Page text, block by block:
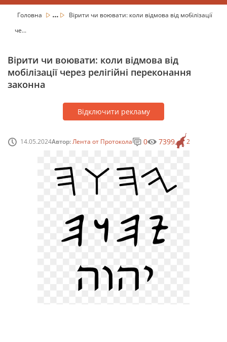
Головна ...
Вірити чи воювати: коли відмова від мобілізації
че...
Вірити чи воювати: коли відмова від
мобілізації через релігійні переконання
законна
Відключити рекламу
14.05.2024Автор:Лента от Протокола 2
0 7399